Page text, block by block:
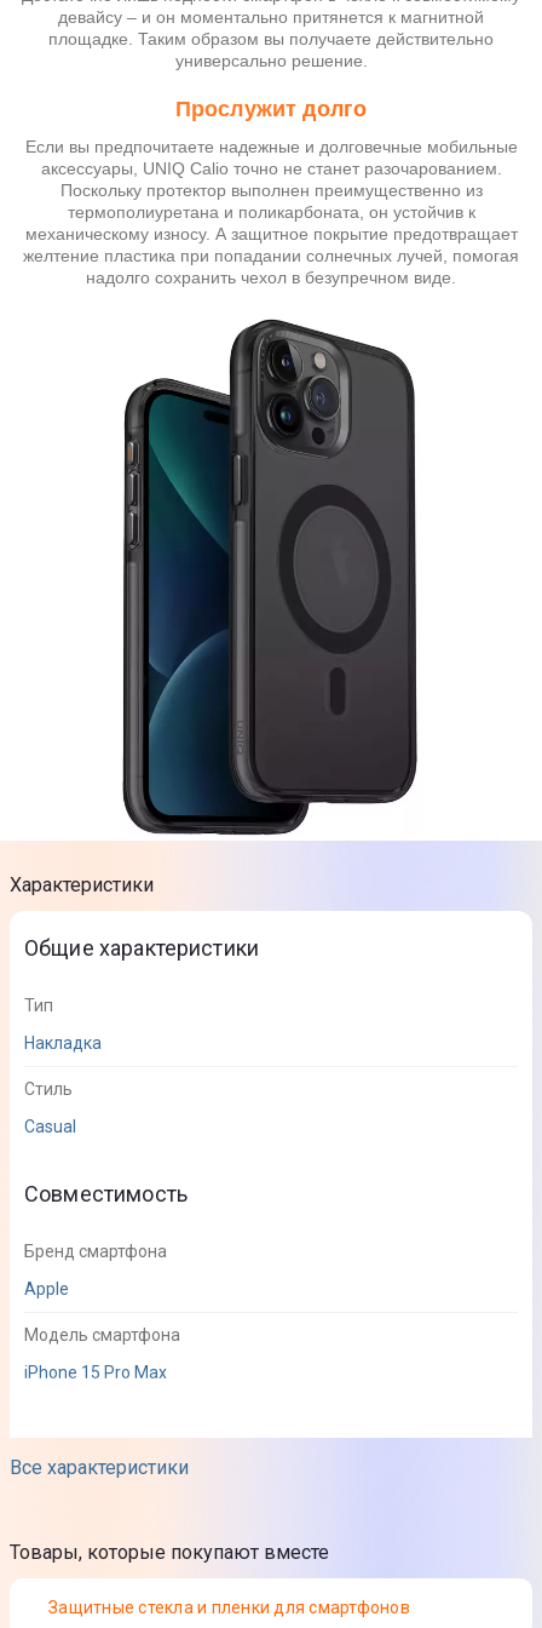
девайсу – и он моментально притянется к магнитной
площадке. Таким образом вы получаете действительно
универсально решение.
Прослужит долго
Если вы предпочитаете надежные и долговечные мобильные
аксессуары, UNIQ Calio точно не станет разочарованием.
Поскольку протектор выполнен преимущественно из
термополиуретана и поликарбоната, он устойчив к
механическому износу. А защитное покрытие предотвращает
желтение пластика при попадании солнечных лучей, помогая
надолго сохранить чехол в безупречном виде.
Характеристики
Все характеристики
Общие характеристики
Тип
Накладка
Стиль
Casual
Совместимость
Бренд смартфона
Apple
Модель смартфона
iPhone 15 Pro Max
Дополнительная информация
Термопластичный полиуретан
Цвет
Товары, которые покупают вместе
Защитные стекла и пленки для смартфонов